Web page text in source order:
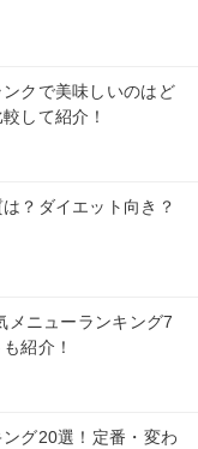
クで美味しいのはど
して紹介！
？ダイエット向き？
メニューランキング7
紹介！
グ20選！定番・変わ